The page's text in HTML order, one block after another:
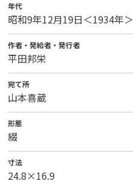
年代
昭和9年12月19日＜1934年＞
作者・発給者・発行者
平田邦栄
宛て所
山本喜蔵
形態
綴
寸法
24.8×16.9